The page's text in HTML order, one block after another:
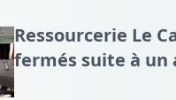
Ressourcerie Le
fermés suite à